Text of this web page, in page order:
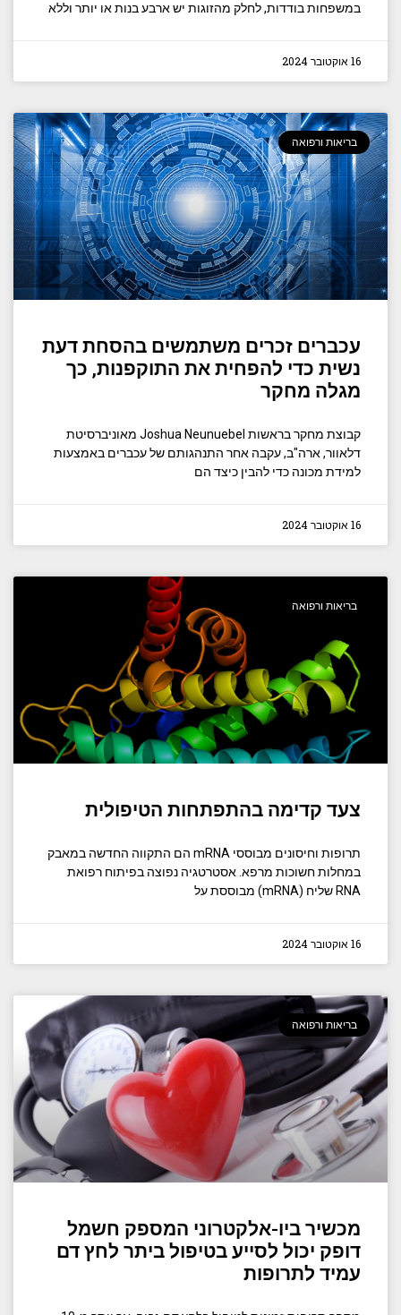
במשפחות בודדות, לחלק מהזוגות יש ארבע בנות או יותר וללא
16 אוקטובר 2024
בריאות ורפואה
עכברים זכרים משתמשים בהסחת דעת
נשית כדי להפחית את התוקפנות, כך
מגלה מחקר
קבוצת מחקר בראשות Joshua Neunuebel מאוניברסיטת
דלאוור, ארה"ב, עקבה אחר התנהגותם של עכברים באמצעות
למידת מכונה כדי להבין כיצד הם
16 אוקטובר 2024
בריאות ורפואה
צעד קדימה בהתפתחות הטיפולית
תרופות וחיסונים מבוססי mRNA הם התקווה החדשה במאבק
במחלות חשוכות מרפא. אסטרטגיה נפוצה בפיתוח רפואת
RNA שליח (mRNA) מבוססת על
16 אוקטובר 2024
בריאות ורפואה
מכשיר ביו-אלקטרוני המספק חשמל
דופק יכול לסייע בטיפול ביתר לחץ דם
עמיד לתרופות